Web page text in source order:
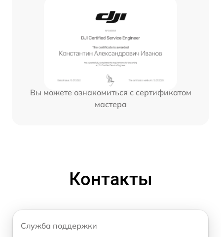
Вы можете ознакомиться с сертификатом
мастера
Контакты
Служба поддержки